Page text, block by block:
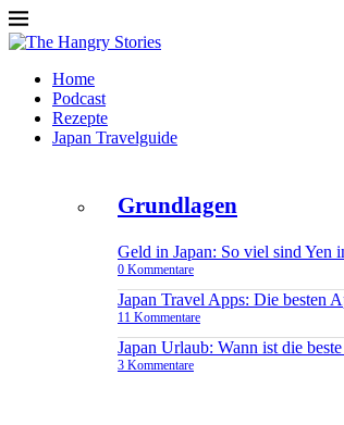
Home
Podcast
Rezepte
Japan Travelguide
Grundlagen
Geld in Japan: So viel sind
0 Kommentare
Japan Travel Apps: Die besten
11 Kommentare
Japan Urlaub: Wann ist die
3 Kommentare